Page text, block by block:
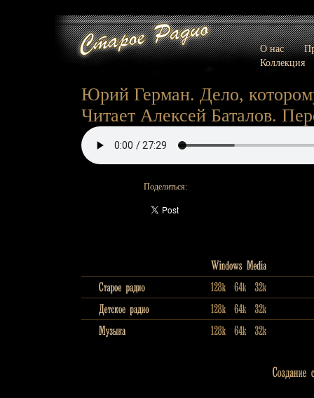
О нас
Коллекция
Юрий Герман. Дело,
Читает Алексей Баталов.
Поделиться: